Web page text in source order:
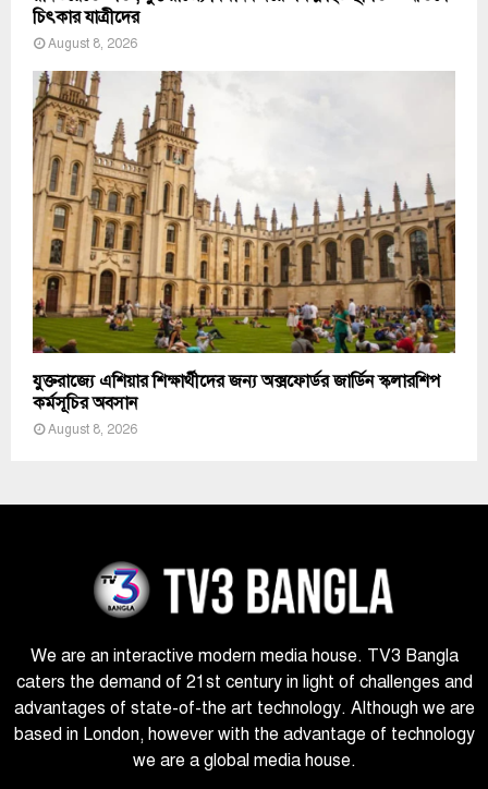
চিৎকার যাত্রীদের
August 8, 2026
যুক্তরাজ্যে এশিয়ার শিক্ষার্থীদের জন্য অক্সফোর্ডর জার্ডিন স্কলারশিপ
কর্মসূচির অবসান
August 8, 2026
We are an interactive modern media house. TV3 Bangla
caters the demand of 21st century in light of challenges and
advantages of state-of-the art technology. Although we are
based in London, however with the advantage of technology
we are a global media house.